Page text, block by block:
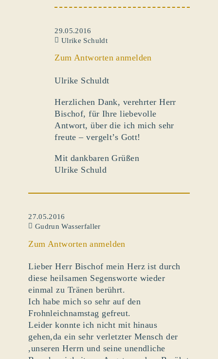
29.05.2016
Ulrike Schuldt
Zum Antworten anmelden
Ulrike Schuldt
Herzlichen Dank, verehrter Herr
Bischof, für Ihre liebevolle
Antwort, über die ich mich sehr
freute – vergelt’s Gott!
Mit dankbaren Grüßen
Ulrike Schuld
27.05.2016
Gudrun Wasserfaller
Zum Antworten anmelden
Lieber Herr Bischof mein Herz ist durch
diese heilsamen Segensworte wieder
einmal zu Tränen berührt.
Ich habe mich so sehr auf den
Frohnleichnamstag gefreut.
Leider konnte ich nicht mit hinaus
gehen,da ein sehr verletzter Mensch der
,unseren Herrn und seine unendliche